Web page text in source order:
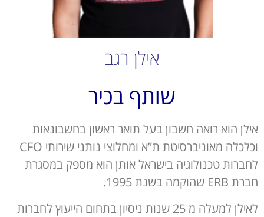
אילן רגב
שותף בכיר
אילן הוא רואה חשבון בעל תואר ראשון בחשבונאות
וכלכלה מאוניברסיטת ת”א ומחלוצי נותני שירותי CFO
לחברות טכנולוגיה בישראל אותן הוא מספק במסגרת
חברת ERB שהוקמה בשנת 1995.
לאילן למעלה מ 25 שנות ניסיון בתחום הייעוץ לחברות